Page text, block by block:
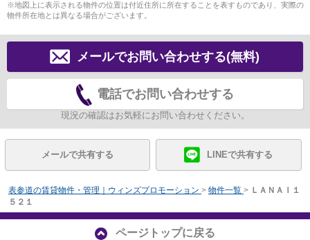
※地図上に表示される物件の位置は付近住所に所在することを表すものであり、実際の
物件所在地とは異なる場合がございます。
メールでお問い合わせする(無料)
電話でお問い合わせする
現況の確認はお気軽にお問い合わせください。
メールで共有する LINEで共有する
表参道の賃貸物件・管理｜ウィンズプロモーション > 物件一覧 > ＬＡＮＡＩ１
５２１
ページトップに戻る